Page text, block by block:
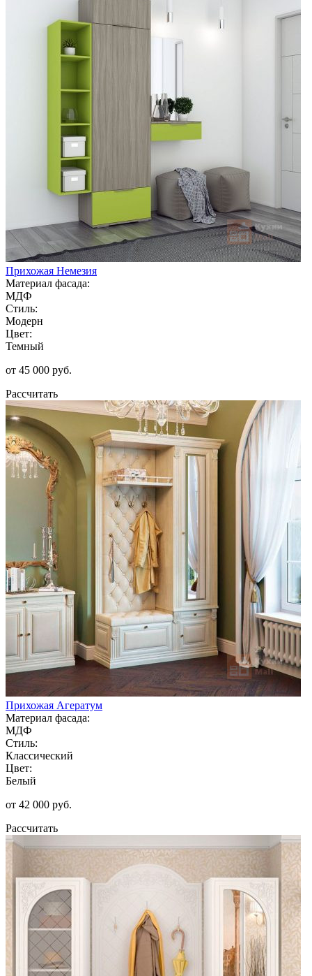
Прихожая Немезия
Материал фасада:
МДФ
Стиль:
Модерн
Цвет:
Темный
от 45 000 руб.
Рассчитать
Прихожая Агератум
Материал фасада:
МДФ
Стиль:
Классический
Цвет:
Белый
от 42 000 руб.
Рассчитать